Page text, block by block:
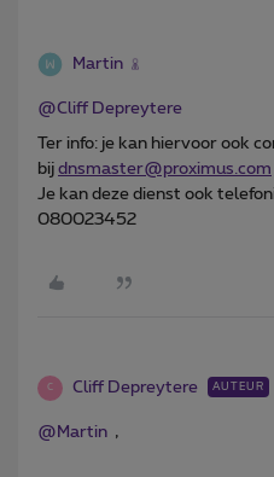
Martin
@Cliff Depreytere
Ter info: je kan hiervoor ook
bij dnsmaster@proximus.com
Je kan deze dienst ook
080023452
C Cliff Depreytere AUTEUR
@Martin ,